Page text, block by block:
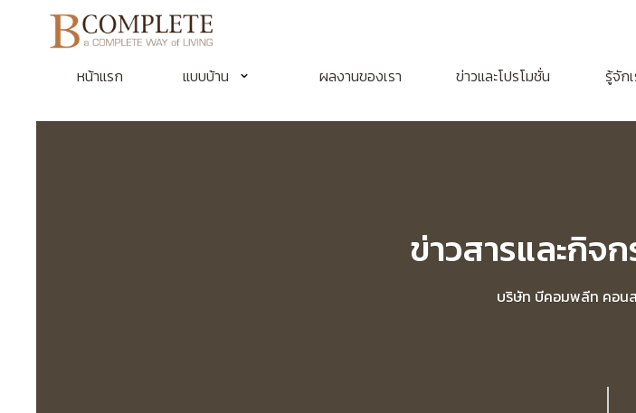
หน้าแรก แบบบ้าน ผลงานของเรา ข่าวและโปรโมชั่น รู้จัก
ข่าวสารและกิจ
บริษัท บีคอมพลีท คอน